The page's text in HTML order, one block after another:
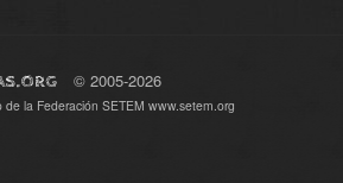
© 2005-2026
de la Federación SETEM www.setem.org